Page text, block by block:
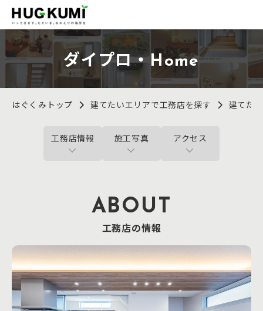
ダイプロ・Home
はぐくみトップ 建てたいエリアで工務店を探す 建てた
工務店情報 施工写真 アクセス
ABOUT
工務店の情報